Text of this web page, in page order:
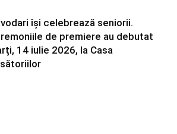
își celebrează seniorii.
de premiere au debutat
14 iulie 2026, la Casa